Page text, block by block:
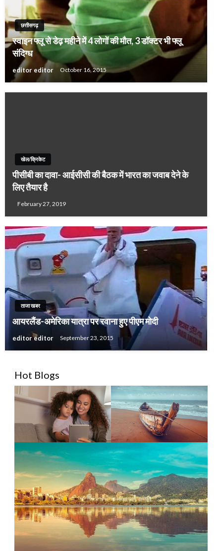
छत्तीसगढ़
स्‍वाइन फ्लू से डेढ़ महीने में 4 लोगों की मौत, 3 डॉक्‍टर भी फ्लू
संदिग्‍ध
editor editor October 16, 2015
खेल/क्रिकेट
पीसीबी का दावा- आईसीसी की बैठक में भारत का जवाब देने के
लिए तैयार है
February 27, 2019
ताजा खबर
आयरलैंड-अमेरिका यात्रा पर रवाना हुए पीएम मोदी
editor editor September 23, 2015
Hot Blogs